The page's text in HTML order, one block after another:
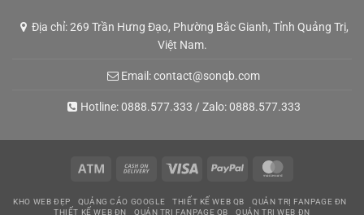
Địa chỉ: 269 Trần Hưng Đạo, Phường Bắc Gianh, Tỉnh Quảng Trị,
Việt Nam.
Email:contact@sonqb.com
Hotline:0888.577.333 / Zalo:0888.577.333
Atm
Cash
Delivery
Visa PayPal
KHO WEB ĐẸP QUẢNG CÁO GOOGLE THIẾT KẾ WEB QB
QUẢN TRỊ FANPAGE ĐN
THIẾT KẾ WEB ĐN
QUẢN TRỊ FANPAGE QB QUẢN TRỊ WEB ĐN